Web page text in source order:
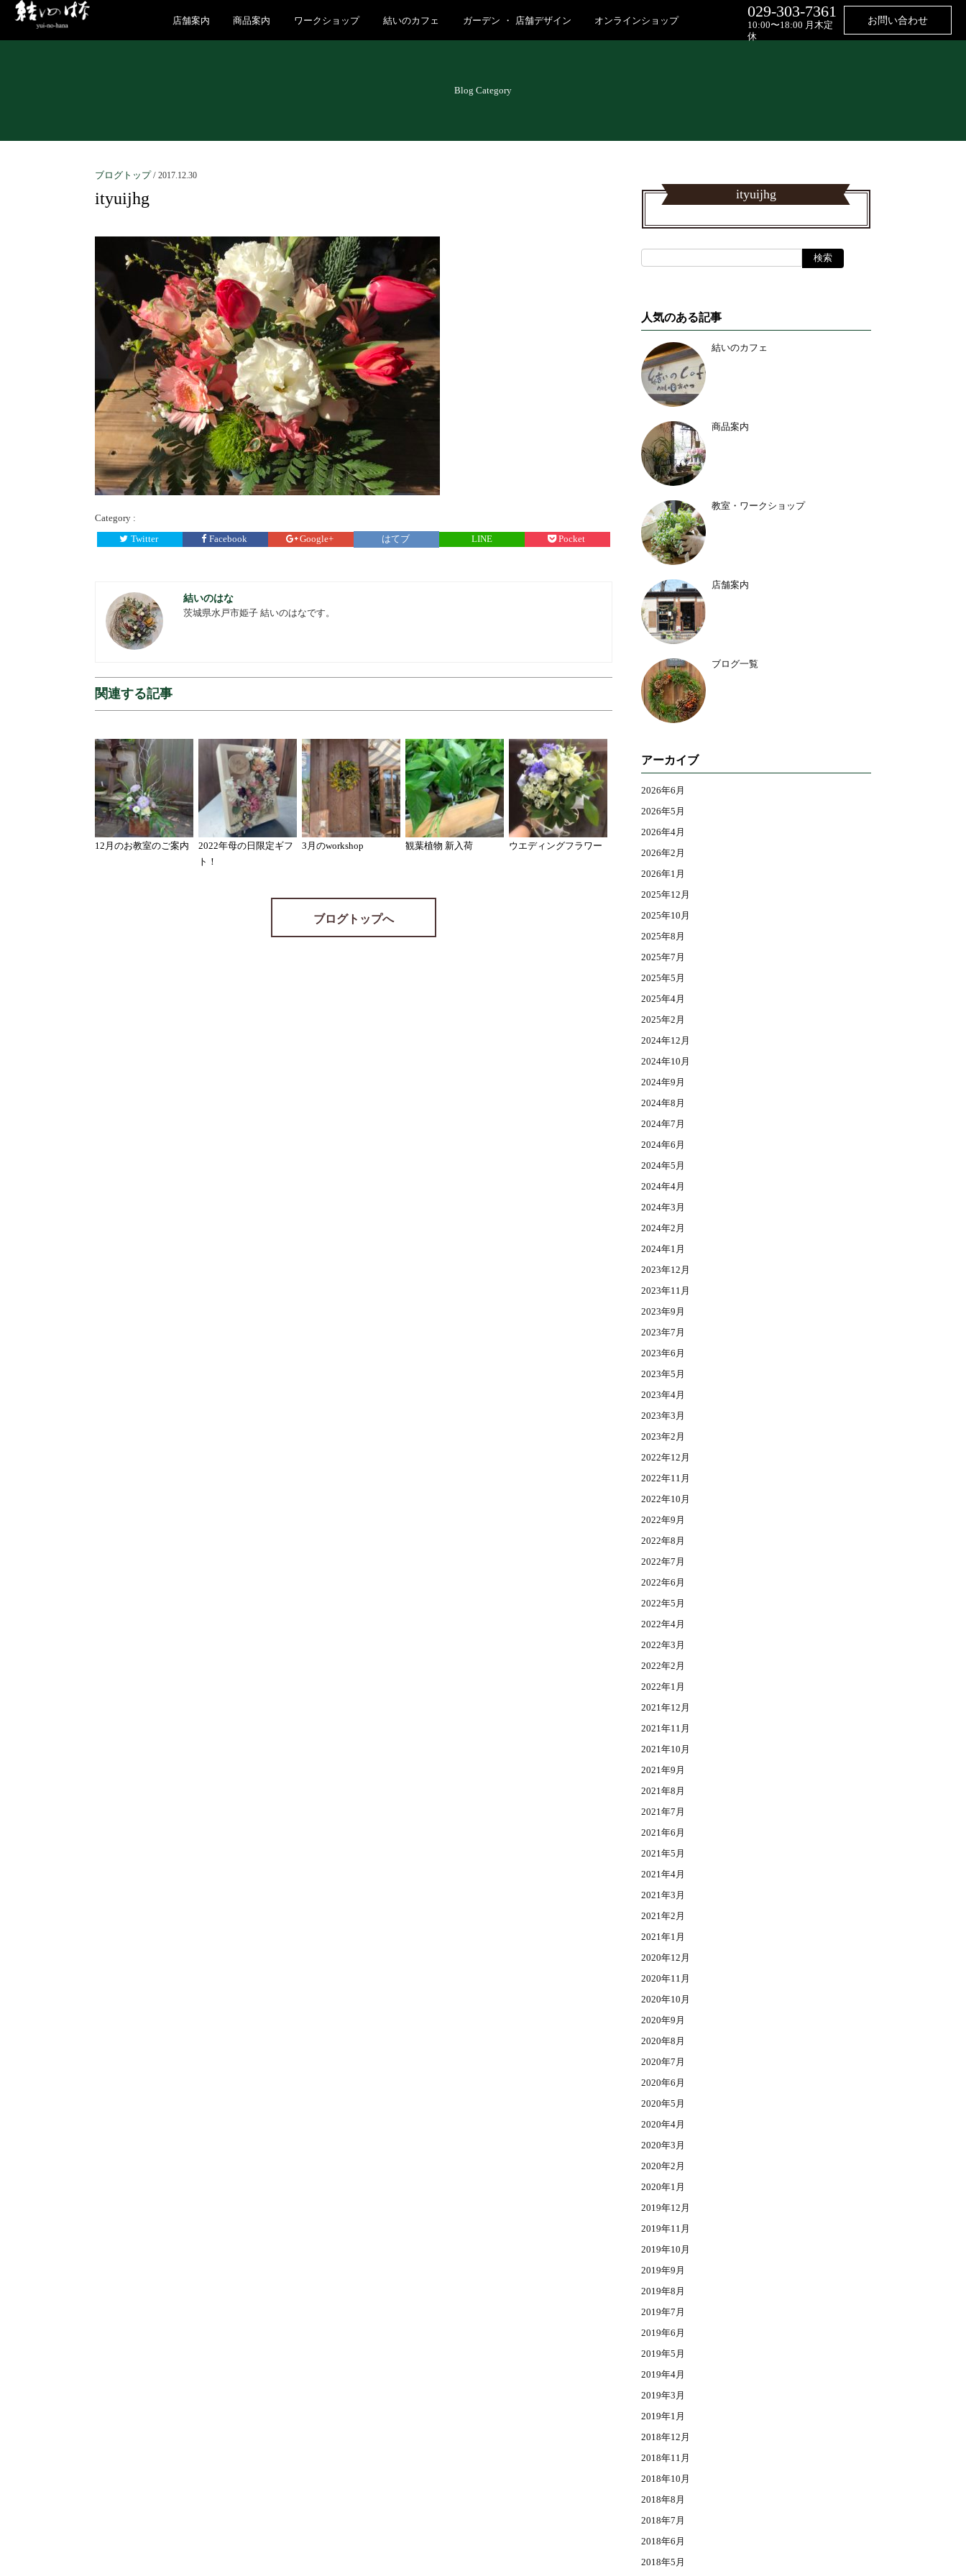
店舗案内 商品案内 ワークショップ 結いのカフェ ガーデン ・ 店舗デザイン オンラインショップ お問い合わせ
029-303-7361
10:00〜18:00 月木定
休
Blog Category
ブログトップ / 2017.12.30
ityuijhg
Category :
Twitter Facebook Google+ はてブ LINE Pocket
結いのはな
茨城県水戸市姫子 結いのはなです。
関連する記事
12月のお教室のご案内
2022年母の日限定ギフ
ト！
3月のworkshop 観葉植物 新入荷 ウエディングフラワー
ブログトップへ
ityuijhg
人気のある記事
結いのカフェ
商品案内
教室・ワークショップ
店舗案内
ブログ一覧
アーカイブ
2026年6月
2026年5月
2026年4月
2026年2月
2026年1月
2025年12月
2025年10月
2025年8月
2025年7月
2025年5月
2025年4月
2025年2月
2024年12月
2024年10月
2024年9月
2024年8月
2024年7月
2024年6月
2024年5月
2024年4月
2024年3月
2024年2月
2024年1月
2023年12月
2023年11月
2023年9月
2023年7月
2023年6月
2023年5月
2023年4月
2023年3月
2023年2月
2022年12月
2022年11月
2022年10月
2022年9月
2022年8月
2022年7月
2022年6月
2022年5月
2022年4月
2022年3月
2022年2月
2022年1月
2021年12月
2021年11月
2021年10月
2021年9月
2021年8月
2021年7月
2021年6月
2021年5月
2021年4月
2021年3月
2021年2月
2021年1月
2020年12月
2020年11月
2020年10月
2020年9月
2020年8月
2020年7月
2020年6月
2020年5月
2020年4月
2020年3月
2020年2月
2020年1月
2019年12月
2019年11月
2019年10月
2019年9月
2019年8月
2019年7月
2019年6月
2019年5月
2019年4月
2019年3月
2019年1月
2018年12月
2018年11月
2018年10月
2018年8月
2018年7月
2018年6月
2018年5月